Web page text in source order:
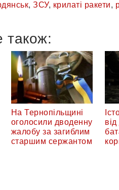
, ЗСУ, крилаті ракети,
також:
На Тернопільщині
оголосили дводенну
жалобу за загиблим
старшим сержантом